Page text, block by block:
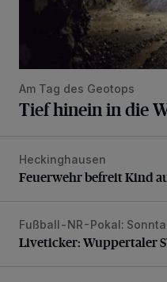
Am Tag des Geotops
Tief hinein in die
Feuerwehr befreit Kind
Heckinghausen
Feuerwehr befreit Kind
Liveticker: Wuppertaler
Fußball-NR-Pokal:
Liveticker: Wuppertaler